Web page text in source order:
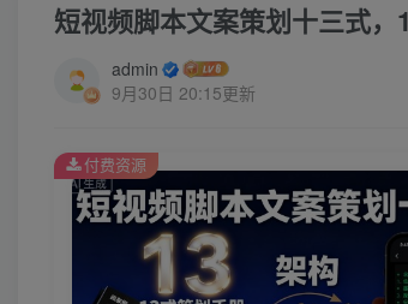
短视频脚本文案策划十三式
admin
9月30日 20:15更新
付费资源